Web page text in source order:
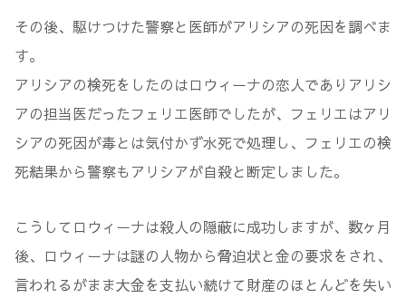
その後、駆けつけた警察と医師がアリシアの死因を調べま
す。
アリシアの検死をしたのはロウィーナの恋人でありアリシ
アの担当医だったフェリエ医師でしたが、フェリエはアリ
シアの死因が毒とは気付かず水死で処理し、フェリエの検
死結果から警察もアリシアが自殺と断定しました。
こうしてロウィーナは殺人の隠蔽に成功しますが、数ヶ月
後、ロウィーナは謎の人物から脅迫状と金の要求をされ、
言われるがまま大金を支払い続けて財産のほとんどを失い